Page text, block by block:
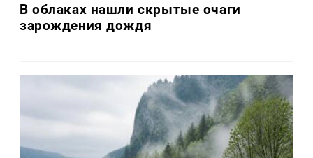
В облаках нашли скрытые очаги
зарождения дождя